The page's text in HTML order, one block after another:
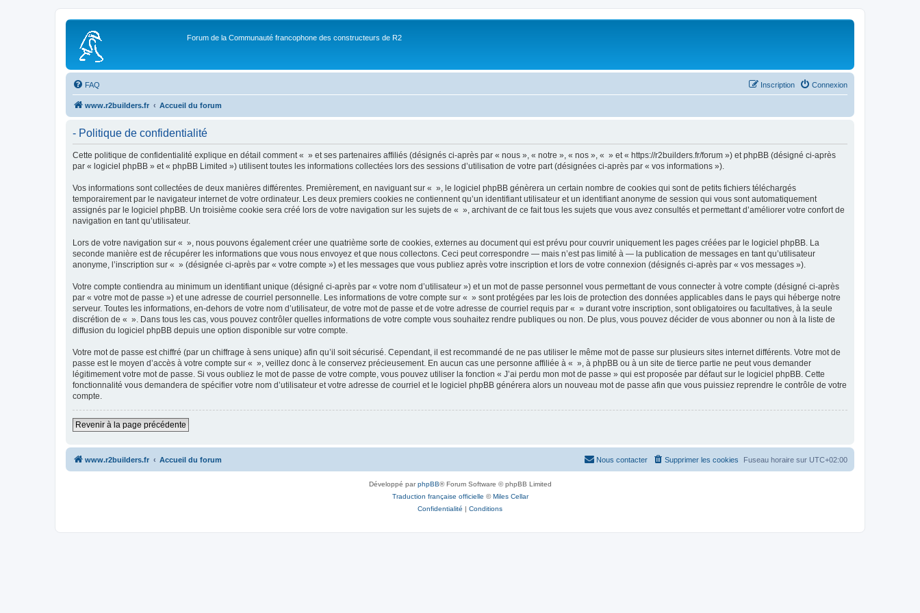
Forum de la Communauté francophone des constructeurs de R2
FAQ Connexion
Inscription
www.r2builders.fr Accueil du forum
- Politique de confidentialité
Cette politique de confidentialité explique en détail comment « » et ses partenaires affiliés (désignés ci-après par « nous », « notre », « nos », « » et « https://r2builders.fr/forum ») et phpBB (désigné ci-après
par « logiciel phpBB » et « phpBB Limited ») utilisent toutes les informations collectées lors des sessions d’utilisation de votre part (désignées ci-après par « vos informations »).
Vos informations sont collectées de deux manières différentes. Premièrement, en naviguant sur « », le logiciel phpBB génèrera un certain nombre de cookies qui sont de petits fichiers téléchargés
temporairement par le navigateur internet de votre ordinateur. Les deux premiers cookies ne contiennent qu’un identifiant utilisateur et un identifiant anonyme de session qui vous sont automatiquement
assignés par le logiciel phpBB. Un troisième cookie sera créé lors de votre navigation sur les sujets de « », archivant de ce fait tous les sujets que vous avez consultés et permettant d’améliorer votre confort de
navigation en tant qu’utilisateur.
Lors de votre navigation sur « », nous pouvons également créer une quatrième sorte de cookies, externes au document qui est prévu pour couvrir uniquement les pages créées par le logiciel phpBB. La
seconde manière est de récupérer les informations que vous nous envoyez et que nous collectons. Ceci peut correspondre — mais n’est pas limité à — la publication de messages en tant qu’utilisateur
anonyme, l’inscription sur « » (désignée ci-après par « votre compte ») et les messages que vous publiez après votre inscription et lors de votre connexion (désignés ci-après par « vos messages »).
Votre compte contiendra au minimum un identifiant unique (désigné ci-après par « votre nom d’utilisateur ») et un mot de passe personnel vous permettant de vous connecter à votre compte (désigné ci-après
par « votre mot de passe ») et une adresse de courriel personnelle. Les informations de votre compte sur « » sont protégées par les lois de protection des données applicables dans le pays qui héberge notre
serveur. Toutes les informations, en-dehors de votre nom d’utilisateur, de votre mot de passe et de votre adresse de courriel requis par « » durant votre inscription, sont obligatoires ou facultatives, à la seule
discrétion de « ». Dans tous les cas, vous pouvez contrôler quelles informations de votre compte vous souhaitez rendre publiques ou non. De plus, vous pouvez décider de vous abonner ou non à la liste de
diffusion du logiciel phpBB depuis une option disponible sur votre compte.
Votre mot de passe est chiffré (par un chiffrage à sens unique) afin qu’il soit sécurisé. Cependant, il est recommandé de ne pas utiliser le même mot de passe sur plusieurs sites internet différents. Votre mot de
passe est le moyen d’accès à votre compte sur « », veillez donc à le conservez précieusement. En aucun cas une personne affiliée à « », à phpBB ou à un site de tierce partie ne peut vous demander
légitimement votre mot de passe. Si vous oubliez le mot de passe de votre compte, vous pouvez utiliser la fonction « J’ai perdu mon mot de passe » qui est proposée par défaut sur le logiciel phpBB. Cette
fonctionnalité vous demandera de spécifier votre nom d’utilisateur et votre adresse de courriel et le logiciel phpBB générera alors un nouveau mot de passe afin que vous puissiez reprendre le contrôle de votre
compte.
Revenir à la page précédente
www.r2builders.fr Accueil du forum Fuseau horaire sur UTC+02:00
Supprimer les cookies
Nous contacter
Développé parphpBB® Forum Software © phpBB Limited
Traduction française officielle ©Miles Cellar
Confidentialité | Conditions